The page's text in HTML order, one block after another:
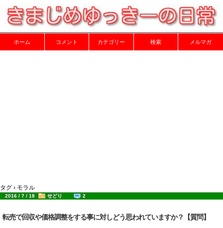
ホーム コメント カテゴリー 検索 メルマガ
タグ › モラル
2016 / 7 / 18 せどり 2
転売で回収や価格調整をする事に対しどう思われていますか？【質問】